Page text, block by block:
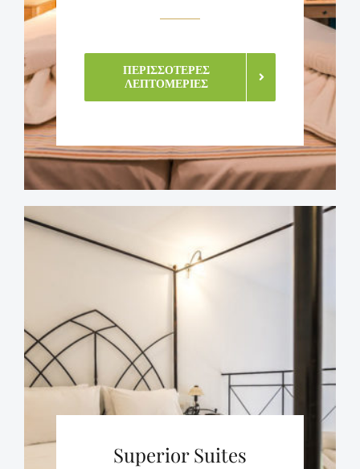
ΠΕΡΙΣΣΌΤΕΡΕΣ
ΛΕΠΤΟΜΈΡΙΕΣ
Superior Suites